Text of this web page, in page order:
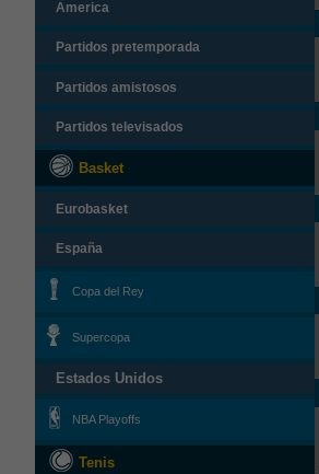
America
Partidos pretemporada
Partidos amistosos
Partidos televisados
Basket
Eurobasket
España
Copa del Rey
Supercopa
Estados Unidos
NBA Playoffs
Tenis